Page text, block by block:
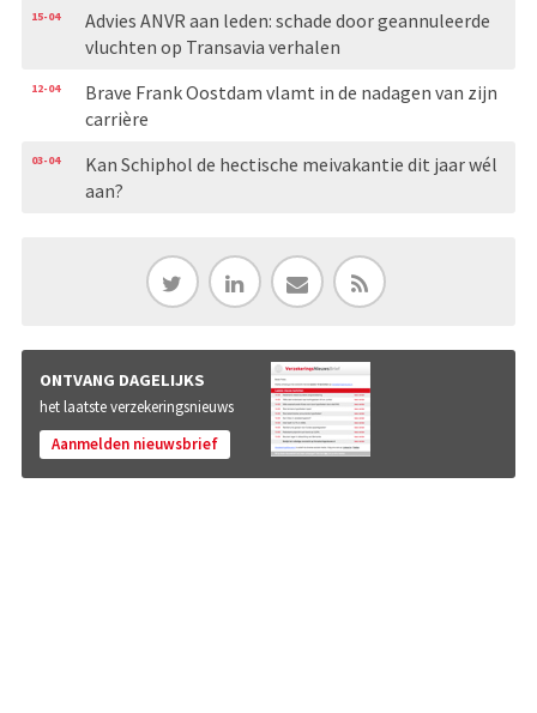
15-04
Advies ANVR aan leden: schade door geannuleerde
vluchten op Transavia verhalen
12-04
Brave Frank Oostdam vlamt in de nadagen van zijn
carrière
03-04
Kan Schiphol de hectische meivakantie dit jaar wél
aan?
ONTVANG DAGELIJKS
het laatste verzekeringsnieuws
Aanmelden nieuwsbrief